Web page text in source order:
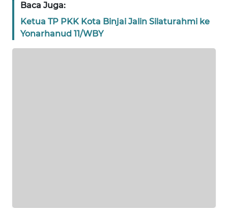
Baca Juga:
Ketua TP PKK Kota Binjai Jalin Silaturahmi ke
Yonarhanud 11/WBY
BANTEN
WN